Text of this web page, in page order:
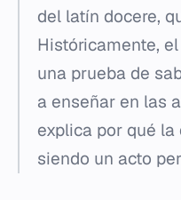
del latín docere,
Históricamente,
una prueba de
a enseñar en las
explica por qué
siendo un acto